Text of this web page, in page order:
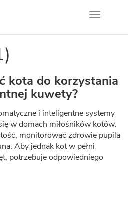
kota do korzystania
kuwety?
i inteligentne systemy
w domach miłośników kotów.
monitorować zdrowie pupila
Aby jednak kot w pełni
potrzebuje odpowiedniego